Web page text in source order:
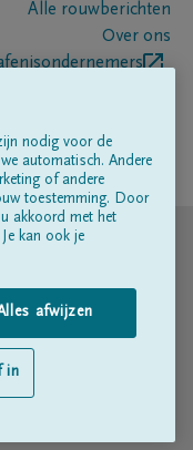
Alle rouwberichten
Over ons
nodig voor de
automatisch. Andere
of andere
toestemming. Door
akkoord met het
kan ook je
afwijzen
in